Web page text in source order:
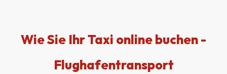
Wie Sie Ihr Taxi online buchen -
Flughafentransport